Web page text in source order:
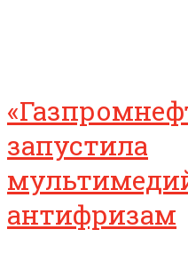
запустила
антифризам